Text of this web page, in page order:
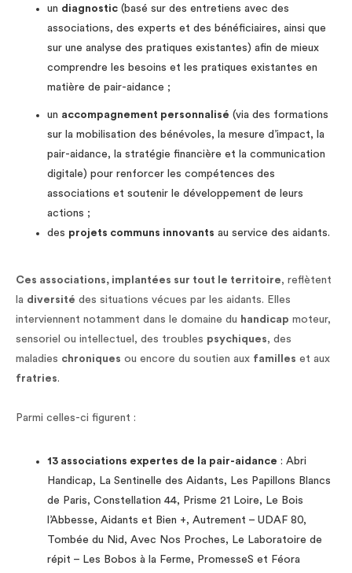
un diagnostic (basé sur des entretiens avec des
associations, des experts et des bénéficiaires, ainsi que
sur une analyse des pratiques existantes) afin de mieux
comprendre les besoins et les pratiques existantes en
matière de pair-aidance ;
un accompagnement personnalisé (via des formations
sur la mobilisation des bénévoles, la mesure d’impact, la
pair-aidance, la stratégie financière et la communication
digitale) pour renforcer les compétences des
associations et soutenir le développement de leurs
actions ;
des projets communs innovants au service des aidants.
Ces associations, implantées sur tout le territoire, reflètent
la diversité des situations vécues par les aidants. Elles
interviennent notamment dans le domaine du handicap moteur,
sensoriel ou intellectuel, des troubles psychiques, des
maladies chroniques ou encore du soutien aux familles et aux
fratries.
Parmi celles-ci figurent :
13 associations expertes de la pair-aidance : Abri
Handicap, La Sentinelle des Aidants, Les Papillons Blancs
de Paris, Constellation 44, Prisme 21 Loire, Le Bois
l’Abbesse, Aidants et Bien +, Autrement – UDAF 80,
Tombée du Nid, Avec Nos Proches, Le Laboratoire de
répit – Les Bobos à la Ferme, PromesseS et Féora